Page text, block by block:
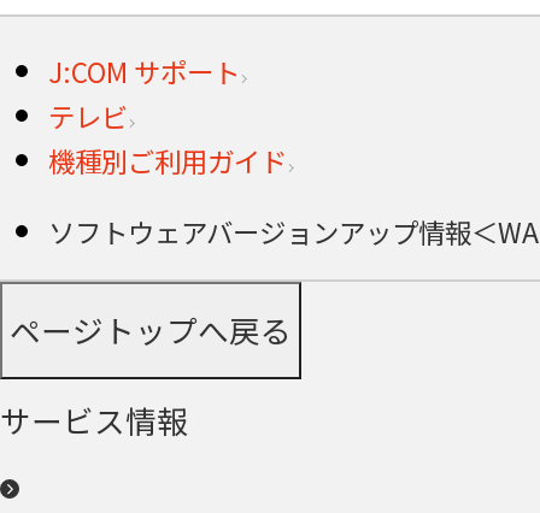
J:COM サポート
テレビ
機種別ご利用ガイド
ソフトウェアバージョンアップ情報＜
ページトップへ戻る
サービス情報